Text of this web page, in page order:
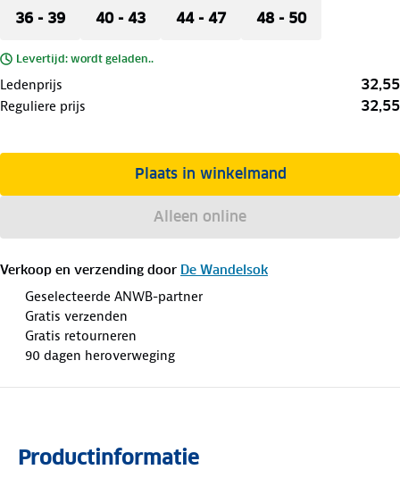
36 - 39 40 - 43 44 - 47 48 - 50
Levertijd: wordt geladen..
Ledenprijs 32,55
Reguliere prijs 32,55
Plaats in winkelmand
Alleen online
Verkoop en verzending door De Wandelsok
Geselecteerde ANWB-partner
Gratis verzenden
Gratis retourneren
90 dagen heroverweging
Productinformatie